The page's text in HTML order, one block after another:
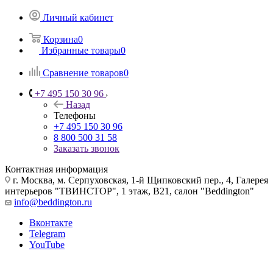
Личный кабинет
Корзина0
Избранные товары0
Сравнение товаров0
+7 495 150 30 96
Назад
Телефоны
+7 495 150 30 96
8 800 500 31 58
Заказать звонок
Контактная информация
г. Москва, м. Серпуховская, 1-й Щипковский пер., 4, Галерея
интерьеров "ТВИНСТОР", 1 этаж, B21, салон "Beddington"
info@beddington.ru
Вконтакте
Telegram
YouTube